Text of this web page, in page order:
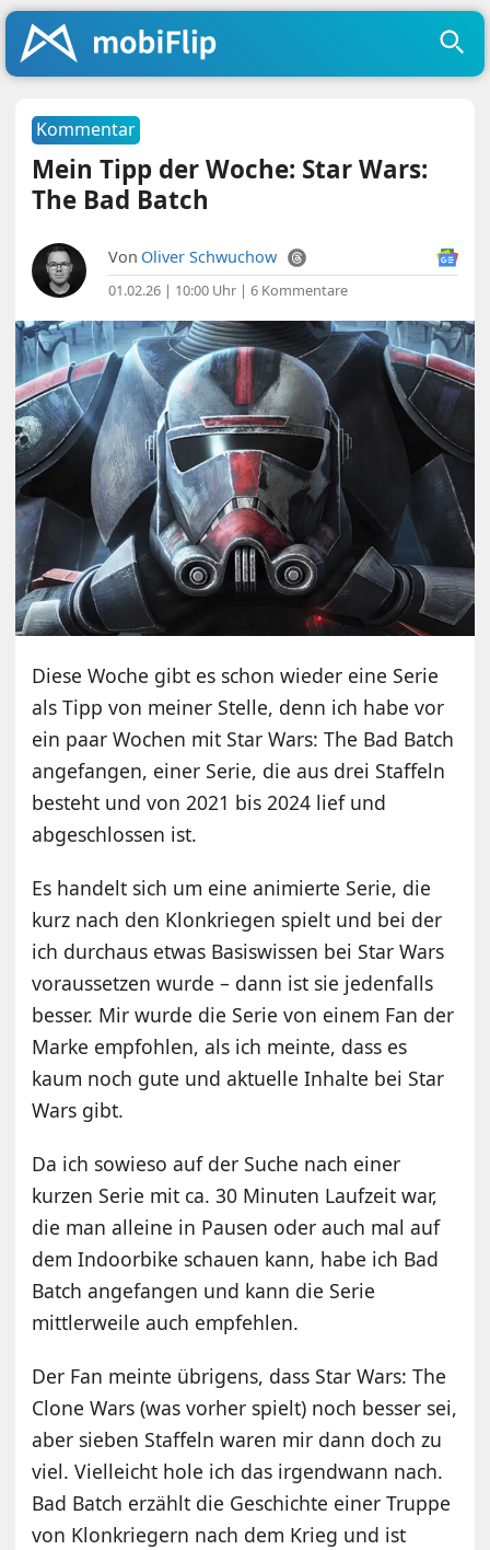
Kommentar
Mein Tipp der Woche: Star Wars:
The Bad Batch
Von Oliver Schwuchow
01.02.26 | 10:00 Uhr |6 Kommentare
Diese Woche gibt es schon wieder eine Serie
als Tipp von meiner Stelle, denn ich habe vor
ein paar Wochen mit Star Wars: The Bad Batch
angefangen, einer Serie, die aus drei Staffeln
besteht und von 2021 bis 2024 lief und
abgeschlossen ist.
Es handelt sich um eine animierte Serie, die
kurz nach den Klonkriegen spielt und bei der
ich durchaus etwas Basiswissen bei Star Wars
voraussetzen wurde – dann ist sie jedenfalls
besser. Mir wurde die Serie von einem Fan der
Marke empfohlen, als ich meinte, dass es
kaum noch gute und aktuelle Inhalte bei Star
Wars gibt.
Da ich sowieso auf der Suche nach einer
kurzen Serie mit ca. 30 Minuten Laufzeit war,
die man alleine in Pausen oder auch mal auf
dem Indoorbike schauen kann, habe ich Bad
Batch angefangen und kann die Serie
mittlerweile auch empfehlen.
Der Fan meinte übrigens, dass Star Wars: The
Clone Wars (was vorher spielt) noch besser sei,
aber sieben Staffeln waren mir dann doch zu
viel. Vielleicht hole ich das irgendwann nach.
Bad Batch erzählt die Geschichte einer Truppe
von Klonkriegern nach dem Krieg und ist